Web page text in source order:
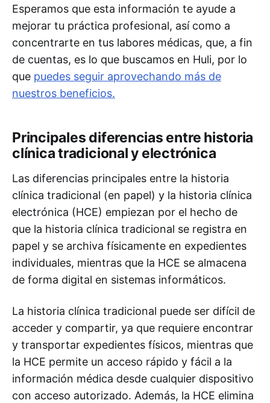
Esperamos que esta información te ayude a
mejorar tu práctica profesional, así como a
concentrarte en tus labores médicas, que, a fin
de cuentas, es lo que buscamos en Huli, por lo
que puedes seguir aprovechando más de
nuestros beneficios.
Principales diferencias entre historia
clínica tradicional y electrónica
Las diferencias principales entre la historia
clínica tradicional (en papel) y la historia clínica
electrónica (HCE) empiezan por el hecho de
que la historia clínica tradicional se registra en
papel y se archiva físicamente en expedientes
individuales, mientras que la HCE se almacena
de forma digital en sistemas informáticos.
La historia clínica tradicional puede ser difícil de
acceder y compartir, ya que requiere encontrar
y transportar expedientes físicos, mientras que
la HCE permite un acceso rápido y fácil a la
información médica desde cualquier dispositivo
con acceso autorizado. Además, la HCE elimina